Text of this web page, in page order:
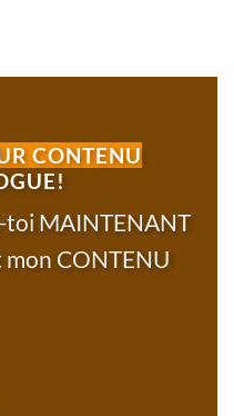
CONTENU
toi MAINTENANT
CONTENU